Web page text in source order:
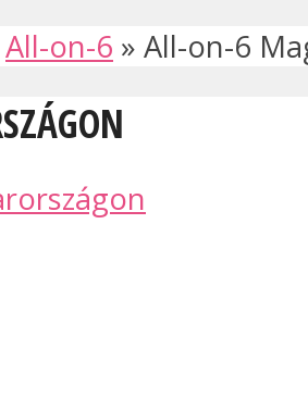
All-on-6 » All-on-6